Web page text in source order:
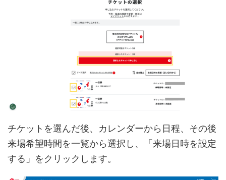
チケットを選んだ後、カレンダーから日程、その後
来場希望時間を一覧から選択し、「来場日時を設定
する」をクリックします。